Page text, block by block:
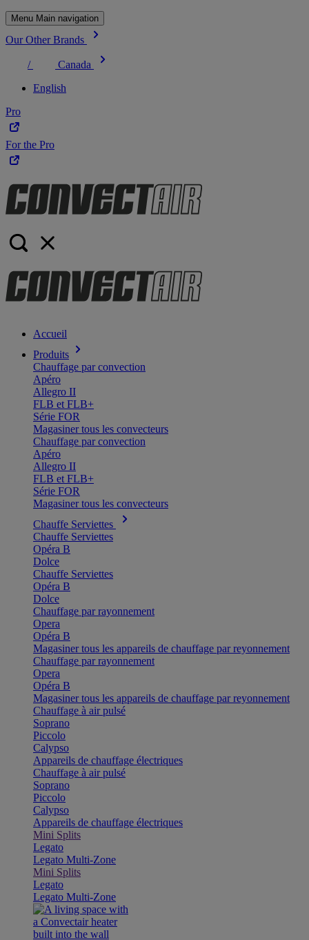
Menu Main navigation
Our Other Brands
/
Canada
English
Pro
For the Pro
Accueil
Produits
Chauffage par convection
Apéro
Allegro II
FLB et FLB+
Série FOR
Magasiner tous les convecteurs
Chauffage par convection
Apéro
Allegro II
FLB et FLB+
Série FOR
Magasiner tous les convecteurs
Chauffe Serviettes
Chauffe Serviettes
Opéra B
Dolce
Chauffe Serviettes
Opéra B
Dolce
Chauffage par rayonnement
Opera
Opéra B
Magasiner tous les appareils de chauffage par reyonnement
Chauffage par rayonnement
Opera
Opéra B
Magasiner tous les appareils de chauffage par reyonnement
Chauffage à air pulsé
Soprano
Piccolo
Calypso
Appareils de chauffage électriques
Chauffage à air pulsé
Soprano
Piccolo
Calypso
Appareils de chauffage électriques
Mini Splits
Legato
Legato Multi-Zone
Mini Splits
Legato
Legato Multi-Zone